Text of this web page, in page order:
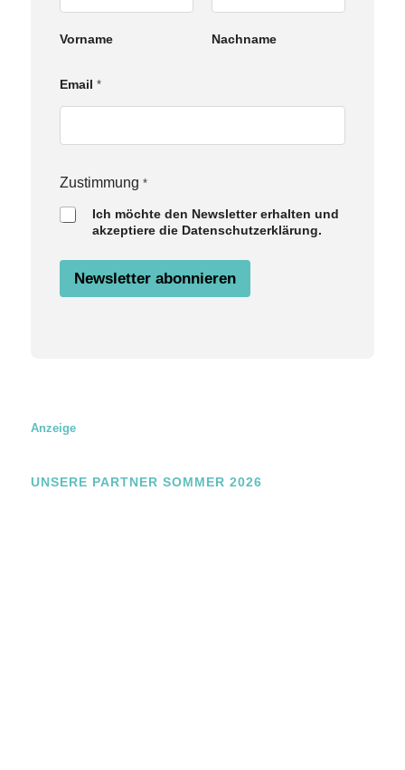
Vorname Nachname
Email *
E
Z
s
N
e
Zustimmung *
Ich möchte den Newsletter erhalten und
akzeptiere die Datenschutzerklärung.
Newsletter abonnieren
Anzeige
UNSERE PARTNER SOMMER 2026